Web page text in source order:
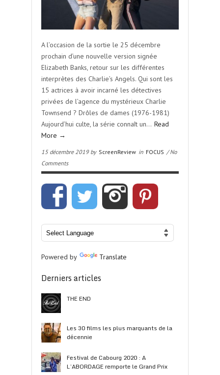
A l’occasion de la sortie le 25 décembre
prochain d’une nouvelle version signée
Elizabeth Banks, retour sur les différentes
interprètes des Charlie’s Angels. Qui sont les
15 actrices à avoir incarné les détectives
privées de l’agence du mystérieux Charlie
Townsend ? Drôles de dames (1976-1981)
Aujourd’hui culte, la série connaît un… Read
More →
15 décembre 2019 by ScreenReview in FOCUS / No
Comments
Powered by Translate
Derniers articles
THE END
Les 30 films les plus marquants de la
décennie
Festival de Cabourg 2020 : A
L’ABORDAGE remporte le Grand Prix